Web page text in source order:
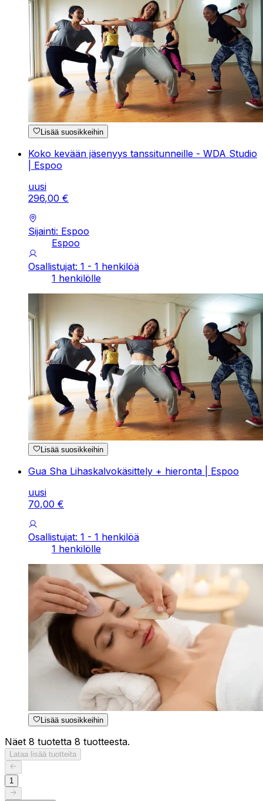
Lisää suosikkeihin
Koko kevään jäsenyys tanssitunneille - WDA Studio
| Espoo
uusi
296,00 €
Sijainti: Espoo
Espoo
Osallistujat: 1 - 1 henkilöä
1 henkilölle
Lisää suosikkeihin
Gua Sha Lihaskalvokäsittely + hieronta | Espoo
uusi
70,00 €
Osallistujat: 1 - 1 henkilöä
1 henkilölle
Lisää suosikkeihin
Näet 8 tuotetta 8 tuotteesta.
Lataa lisää tuotteita
1